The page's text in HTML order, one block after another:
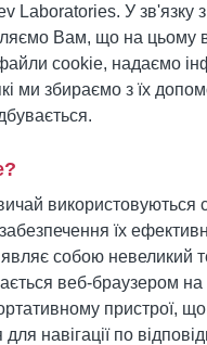
Laboratories. У зв'язку
Вам, що на цьому
cookie, надаємо
ми збираємо з їх
використовуються
їх
собою невеликий
веб-браузером на
пристрої, що
навігації по